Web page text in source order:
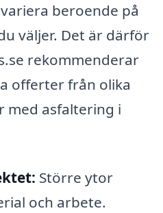
beroende på
väljer. Det är därför
rekommenderar
offerter från olika
med asfaltering i
Större ytor
och arbete.